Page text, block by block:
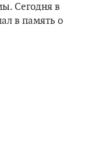
Сегодня в
в память о